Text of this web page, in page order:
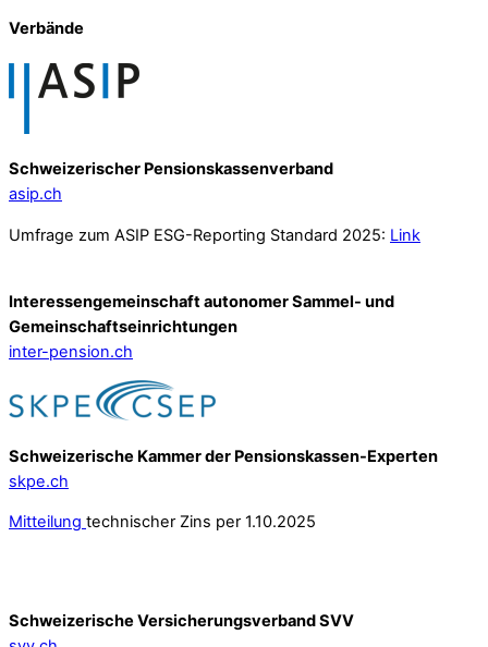
Verbände
Schweizerischer Pensionskassenverband
asip.ch
Umfrage zum ASIP ESG-Reporting Standard 2025: Link
Interessengemeinschaft autonomer Sammel- und
Gemeinschafts­einrichtungen
inter-pension.ch
Schweizerische Kammer der Pensionskassen-Experten
skpe.ch
Mitteilung technischer Zins per 1.10.2025
Schweizerische Versicherungsverband SVV